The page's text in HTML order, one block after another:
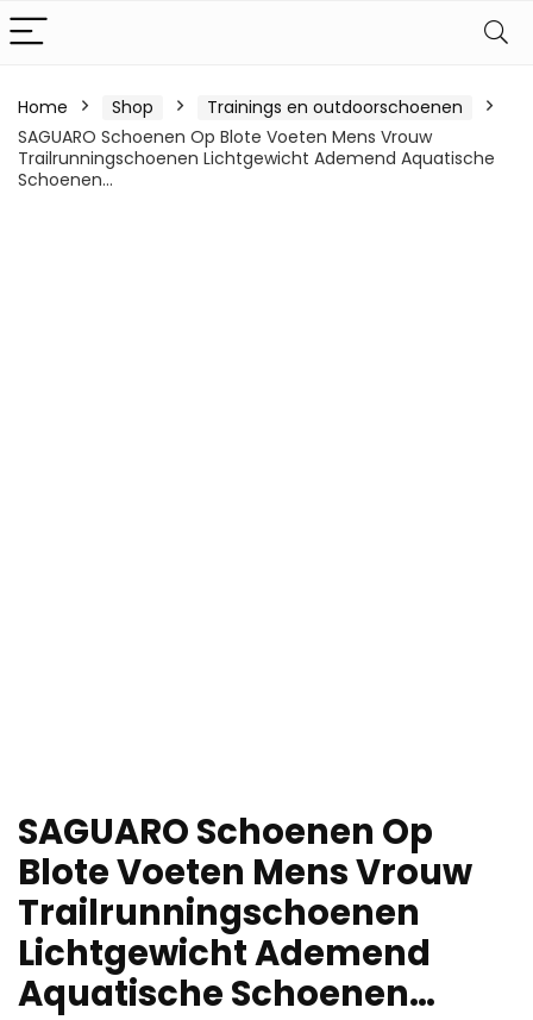
Home Shop
Trainings en outdoorschoenen
SAGUARO Schoenen Op Blote Voeten Mens Vrouw
Trailrunningschoenen Lichtgewicht Ademend Aquatische
Schoenen…
SAGUARO Schoenen Op
Blote Voeten Mens Vrouw
Trailrunningschoenen
Lichtgewicht Ademend
Aquatische Schoenen…